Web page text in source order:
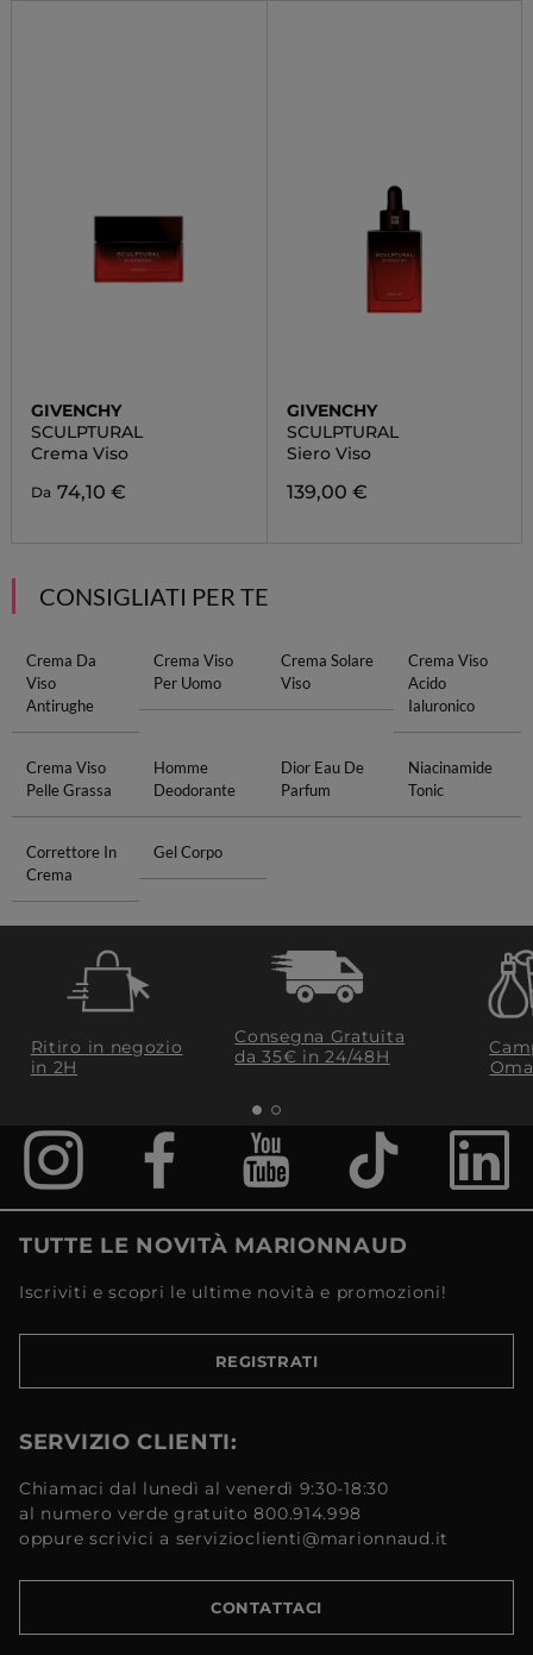
GIVENCHY
SCULPTURAL
Crema Viso
Da 74,10 €
GIVENCHY
SCULPTURAL
Siero Viso
139,00 €
CONSIGLIATI PER TE
Crema Da
Viso
Antirughe
Crema Viso
Per Uomo
Crema Solare
Viso
Crema Viso
Acido
Ialuronico
Crema Viso
Pelle Grassa
Homme
Deodorante
Dior Eau De
Parfum
Niacinamide
Tonic
Correttore In
Crema
Gel Corpo
Ritiro in negozio
in 2H
Consegna Gratuita
da 35€​ in 24/48H
TUTTE LE NOVITÀ MARIONNAUD
Iscriviti e scopri le ultime novità e promozioni!
REGISTRATI
SERVIZIO CLIENTI:
Chiamaci dal lunedì al venerdì 9:30-18:30
al numero verde gratuito 800.914.998
oppure scrivici a servizioclienti@marionnaud.it
CONTATTACI